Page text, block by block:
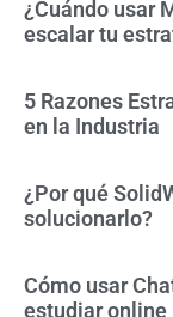
¿Cuándo usar
escalar tu
5 Razones
en la Industria
¿Por qué
solucionarlo?
Cómo usar
estudiar online